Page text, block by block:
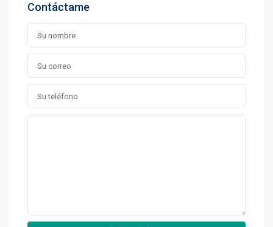
Contáctame